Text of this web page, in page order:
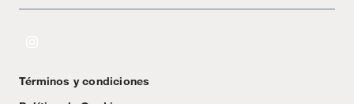
Textos Legales
Términos y condiciones